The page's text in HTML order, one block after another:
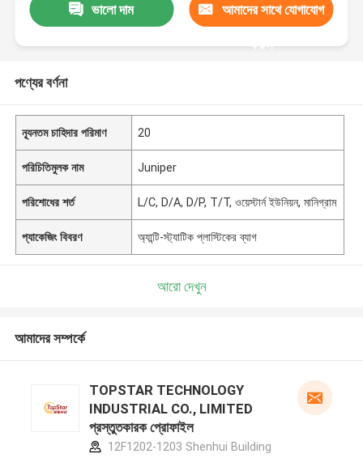
ভালো দাম আমাদের সাথে যোগাযোগ
করুন
পণ্যের বর্ণনা
ন্যূনতম চাহিদার পরিমাণ 20
পরিচিতিমুলক নাম Juniper
পরিশোধের শর্ত L/C, D/A, D/P, T/T, ওয়েস্টার্ন ইউনিয়ন, মানিগ্রাম
প্যাকেজিং বিবরণ অ্যান্টি-স্ট্যাটিক প্লাস্টিকের ব্যাগ
আরো দেখুন
আমাদের সম্পর্কে
TOPSTAR TECHNOLOGY
INDUSTRIAL CO., LIMITED
প্রস্তুতকারক প্রোফাইল
12F1202-1203 Shenhui Building